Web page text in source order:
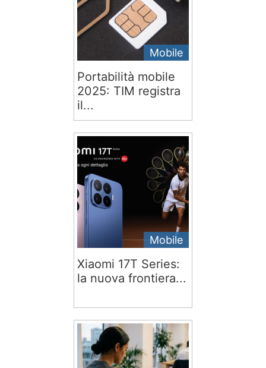
Mobile
Portabilità mobile
2025: TIM registra
il...
Mobile
Xiaomi 17T Series:
la nuova frontiera...